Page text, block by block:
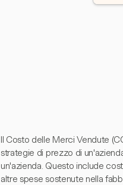
Il Costo delle Merci Vendute
strategie di prezzo di
un'azienda. Questo include
altre spese sostenute nella